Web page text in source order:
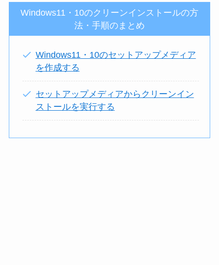
Windows11・10のクリーンインストールの方
法・手順のまとめ
Windows11・10のセットアップメディア
を作成する
セットアップメディアからクリーンイン
ストールを実行する